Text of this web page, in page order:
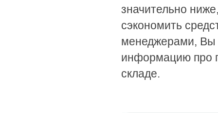
значительно
сэкономить
менеджерами, Вы
информацию про
складе.